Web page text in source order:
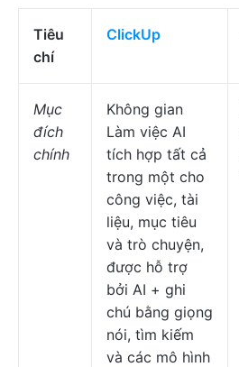
Tiêu
chí
ClickUp
Mục
đích
chính
Không gian
Làm việc AI
tích hợp tất cả
trong một cho
công việc, tài
liệu, mục tiêu
và trò chuyện,
được hỗ trợ
bởi AI + ghi
chú bằng giọng
nói, tìm kiếm
và các mô hình